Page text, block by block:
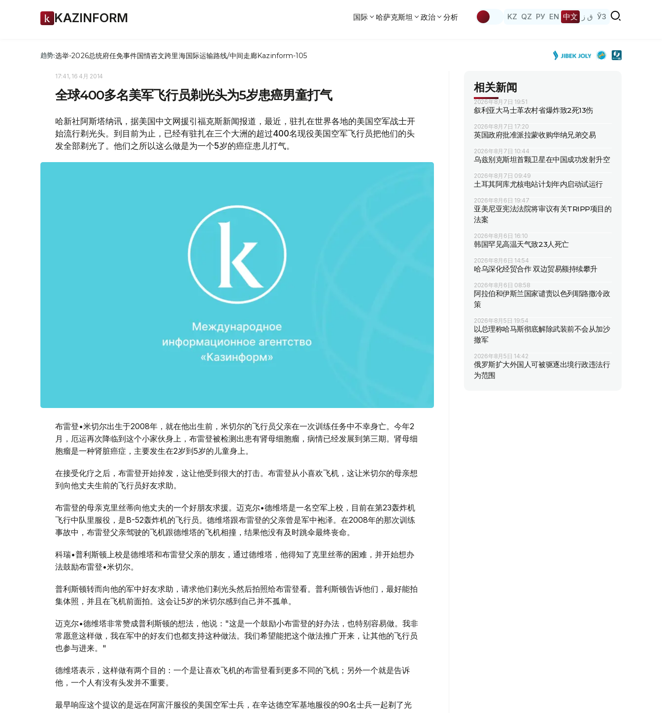
KAZINFORM 国际 哈萨克斯坦 政治 分析 KZ QZ РУ EN 中文 ق ز ЎЗ
趋势:选举-2026总统府任免事件国情咨文跨里海国际运输路线/中间走廊Kazinform-105
17:41, 16 4月 2014
全球400多名美军飞行员剃光头为5岁患癌男童打气
哈新社阿斯塔纳讯，据美国中文网援引福克斯新闻报道，最近，驻扎在世界各地的美国空军战士开
始流行剃光头。到目前为止，已经有驻扎在三个大洲的超过400名现役美国空军飞行员把他们的头
发全部剃光了。他们之所以这么做是为一个5岁的癌症患儿打气。
布雷登•米切尔出生于2008年，就在他出生前，米切尔的飞行员父亲在一次训练任务中不幸身亡。今年2
月，厄运再次降临到这个小家伙身上，布雷登被检测出患有肾母细胞瘤，病情已经发展到第三期。肾母细
胞瘤是一种肾脏癌症，主要发生在2岁到5岁的儿童身上。
在接受化疗之后，布雷登开始掉发，这让他受到很大的打击。布雷登从小喜欢飞机，这让米切尔的母亲想
到向他丈夫生前的飞行员好友求助。
布雷登的母亲克里丝蒂向他丈夫的一个好朋友求援。迈克尔•德维塔是一名空军上校，目前在第23轰炸机
飞行中队里服役，是B-52轰炸机的飞行员。德维塔跟布雷登的父亲曾是军中袍泽。在2008年的那次训练
事故中，布雷登父亲驾驶的飞机跟德维塔的飞机相撞，结果他没有及时跳伞最终丧命。
科瑞•普利斯顿上校是德维塔和布雷登父亲的朋友，通过德维塔，他得知了克里丝蒂的困难，并开始想办
法鼓励布雷登•米切尔。
普利斯顿转而向他的军中好友求助，请求他们剃光头然后拍照给布雷登看。普利斯顿告诉他们，最好能拍
集体照，并且在飞机前面拍。这会让5岁的米切尔感到自己并不孤单。
迈克尔•德维塔非常赞成普利斯顿的想法，他说："这是一个鼓励小布雷登的好办法，也特别容易做。我非
常愿意这样做，我在军中的好友们也都支持这种做法。我们希望能把这个做法推广开来，让其他的飞行员
也参与进来。"
德维塔表示，这样做有两个目的：一个是让喜欢飞机的布雷登看到更多不同的飞机；另外一个就是告诉
他，一个人有没有头发并不重要。
最早响应这个提议的是远在阿富汗服役的美国空军士兵，在辛达德空军基地服役的90名士兵一起剃了光
相关新闻
2026年8月7日 19:51
叙利亚大马士革农村省爆炸致2死13伤
2026年8月7日 17:20
英国政府批准派拉蒙收购华纳兄弟交易
2026年8月7日 10:44
乌兹别克斯坦首颗卫星在中国成功发射升空
2026年8月7日 09:49
土耳其阿库尤核电站计划年内启动试运行
2026年8月6日 19:47
亚美尼亚宪法法院将审议有关TRIPP项目的
法案
2026年8月6日 16:10
韩国罕见高温天气致23人死亡
2026年8月6日 14:54
哈乌深化经贸合作 双边贸易额持续攀升
2026年8月6日 08:58
阿拉伯和伊斯兰国家谴责以色列耶路撒冷政
策
2026年8月5日 19:54
以总理称哈马斯彻底解除武装前不会从加沙
撤军
2026年8月5日 14:42
俄罗斯扩大外国人可被驱逐出境行政违法行
为范围